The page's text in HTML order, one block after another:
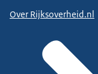
Over Rijksoverheid.nl